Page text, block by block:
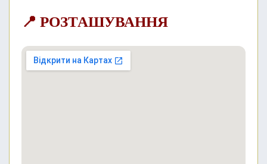
📍 РОЗТАШУВАННЯ